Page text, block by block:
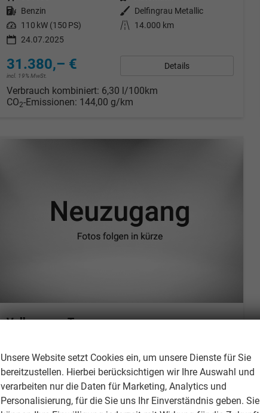
Kraftstoff Benzin Außenfarbe
Delfingrau Metallic
Leistung 110 kW (150 PS) Kilometerstand
14.000 km
24.07.2025
31.380,– €
incl. 19% MwSt.
Details
Verbrauch kombiniert: 6,30 l/100km
CO2-Emissionen: 144,00 g/km
Volkswagen Touran
Fahrzeugnr. 311620 Getriebe Automatik
Kraftstoff Benzin Außenfarbe Delfingrau Metallic
Leistung 110 kW (150 PS) Kilometerstand 15.544 km
Unsere Website setzt Cookies ein, um unsere Dienste für Sie
bereitzustellen. Hierbei berücksichtigen wir Ihre Auswahl und
verarbeiten nur die Daten für Marketing, Analytics und
Personalisierung, für die Sie uns Ihr Einverständnis geben. Sie